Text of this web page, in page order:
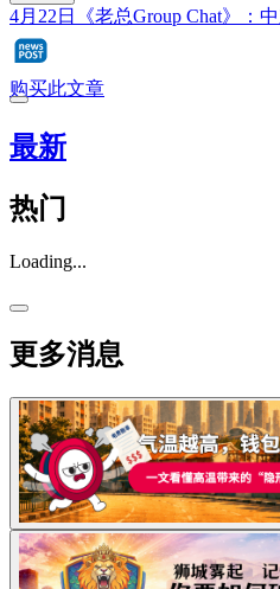
4月22日《老总Group Chat》：
购买此文章
最新
热门
Loading...
更多消息